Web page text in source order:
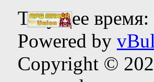
Текущее время:
Powered by
Copyright ©